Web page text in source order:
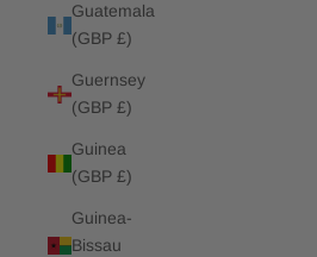
Guatemala
(GBP £)
Guernsey
(GBP £)
Guinea
(GBP £)
Guinea-
Bissau